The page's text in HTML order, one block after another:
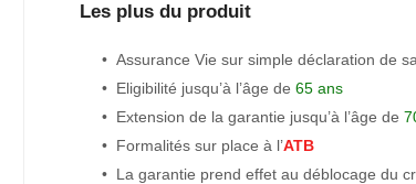
Les plus du produit
• Assurance Vie sur simple déclaration de
• Eligibilité jusqu’à l’âge de 65 ans
• Extension de la garantie jusqu’à l’âge de
• Formalités sur place à l’ATB
• La garantie prend effet au déblocage du